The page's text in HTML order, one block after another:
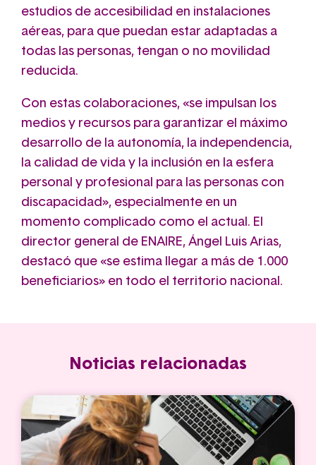
estudios de accesibilidad en instalaciones
aéreas, para que puedan estar adaptadas a
todas las personas, tengan o no movilidad
reducida.
Con estas colaboraciones, «se impulsan los
medios y recursos para garantizar el máximo
desarrollo de la autonomía, la independencia,
la calidad de vida y la inclusión en la esfera
personal y profesional para las personas con
discapacidad», especialmente en un
momento complicado como el actual. El
director general de ENAIRE, Ángel Luis Arias,
destacó que «se estima llegar a más de 1.000
beneficiarios» en todo el territorio nacional.
Noticias relacionadas